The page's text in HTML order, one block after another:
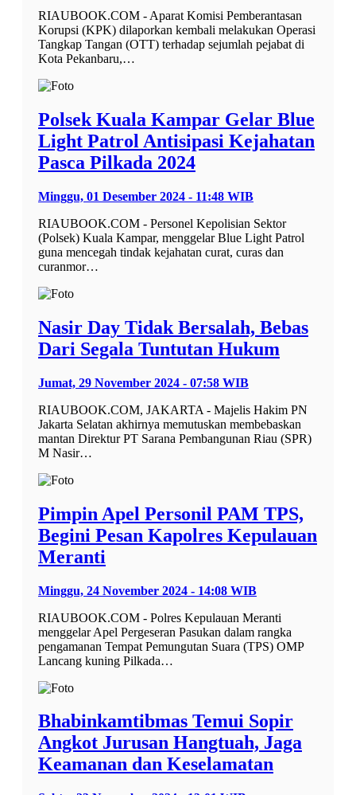
RIAUBOOK.COM - Aparat Komisi Pemberantasan
Korupsi (KPK) dilaporkan kembali melakukan Operasi
Tangkap Tangan (OTT) terhadap sejumlah pejabat di
Kota Pekanbaru,…
Polsek Kuala Kampar Gelar Blue
Light Patrol Antisipasi Kejahatan
Pasca Pilkada 2024
Minggu, 01 Desember 2024 - 11:48 WIB
RIAUBOOK.COM - Personel Kepolisian Sektor
(Polsek) Kuala Kampar, menggelar Blue Light Patrol
guna mencegah tindak kejahatan curat, curas dan
curanmor…
Nasir Day Tidak Bersalah, Bebas
Dari Segala Tuntutan Hukum
Jumat, 29 November 2024 - 07:58 WIB
RIAUBOOK.COM, JAKARTA - Majelis Hakim PN
Jakarta Selatan akhirnya memutuskan membebaskan
mantan Direktur PT Sarana Pembangunan Riau (SPR)
M Nasir…
Pimpin Apel Personil PAM TPS,
Begini Pesan Kapolres Kepulauan
Meranti
Minggu, 24 November 2024 - 14:08 WIB
RIAUBOOK.COM - Polres Kepulauan Meranti
menggelar Apel Pergeseran Pasukan dalam rangka
pengamanan Tempat Pemungutan Suara (TPS) OMP
Lancang kuning Pilkada…
Bhabinkamtibmas Temui Sopir
Angkot Jurusan Hangtuah, Jaga
Keamanan dan Keselamatan